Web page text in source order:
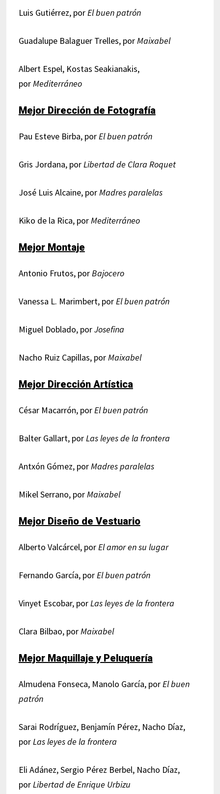
Luis Gutiérrez, porEl buen patrón
Guadalupe Balaguer Trelles, porMaixabel
Albert Espel, Kostas Seakianakis,
porMediterráneo
Mejor Dirección de Fotografía
Pau Esteve Birba, porEl buen patrón
Gris Jordana, porLibertad de Clara Roquet
José Luis Alcaine, porMadres paralelas
Kiko de la Rica, porMediterráneo
Mejor Montaje
Antonio Frutos, porBajocero
Vanessa L. Marimbert, porEl buen patrón
Miguel Doblado, porJosefina
Nacho Ruiz Capillas, porMaixabel
Mejor Dirección Artística
César Macarrón, porEl buen patrón
Balter Gallart, porLas leyes de la frontera
Antxón Gómez, porMadres paralelas
Mikel Serrano, porMaixabel
Mejor Diseño de Vestuario
Alberto Valcárcel, porEl amor en su lugar
Fernando García, porEl buen patrón
Vinyet Escobar, porLas leyes de la frontera
Clara Bilbao, porMaixabel
Mejor Maquillaje y Peluquería
Almudena Fonseca, Manolo García, porEl buen
patrón
Sarai Rodríguez, Benjamín Pérez, Nacho Díaz,
porLas leyes de la frontera
Eli Adánez, Sergio Pérez Berbel, Nacho Díaz,
porLibertad de Enrique Urbizu